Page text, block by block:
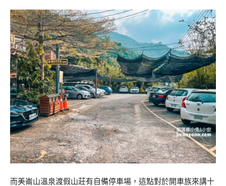
而美崙山溫泉渡假山莊有自備停車場，這點對於開車族來講十